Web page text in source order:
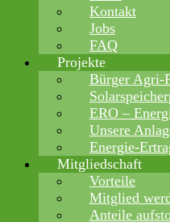
Kontakt
Jobs
FAQ
Projekte
Bürger Agri-
ERO –
Unsere
Energie-
Mitgliedschaft
Vorteile
Mitglied
Anteile